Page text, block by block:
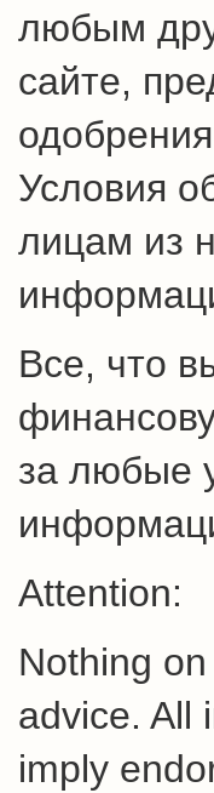
любым
сайте,
Условия
лицам из
Все, что
за любые
Attention:
Nothing
advice. All
imply